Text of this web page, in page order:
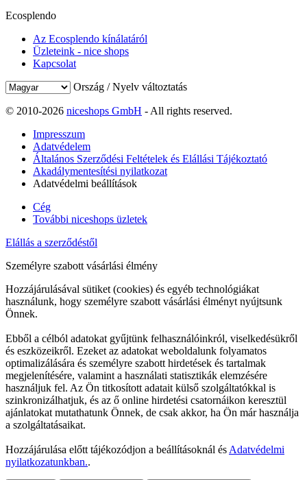
Ecosplendo
Az Ecosplendo kínálatáról
Üzleteink - nice shops
Kapcsolat
Ország / Nyelv változtatás
© 2010-2026 niceshops GmbH - All rights reserved.
Impresszum
Adatvédelem
Általános Szerződési Feltételek és Elállási Tájékoztató
Akadálymentesítési nyilatkozat
Adatvédelmi beállítások
Cég
További niceshops üzletek
Elállás a szerződéstől
Személyre szabott vásárlási élmény
Hozzájárulásával sütiket (cookies) és egyéb technológiákat
használunk, hogy személyre szabott vásárlási élményt nyújtsunk
Önnek.
Ebből a célból adatokat gyűjtünk felhasználóinkról, viselkedésükről
és eszközeikről. Ezeket az adatokat weboldalunk folyamatos
optimalizálására és személyre szabott hirdetések és tartalmak
megjelenítésére, valamint a használati statisztikák elemzésére
használjuk fel. Az Ön titkosított adatait külső szolgáltatókkal is
szinkronizálhatjuk, és az ő online hirdetési csatornáikon keresztül
ajánlatokat mutathatunk Önnek, de csak akkor, ha Ön már használja
a szolgáltatásaikat.
Hozzájárulása előtt tájékozódjon a beállításoknál és Adatvédelmi
nyilatkozatunkban..